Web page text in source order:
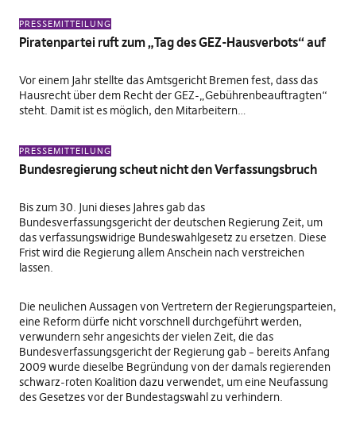
PRESSEMITTEILUNG
Piratenpartei ruft zum „Tag des GEZ-Hausverbots“ auf
Vor einem Jahr stellte das Amtsgericht Bremen fest, dass das
Hausrecht über dem Recht der GEZ-„Gebührenbeauftragten“
steht. Damit ist es möglich, den Mitarbeitern…
PRESSEMITTEILUNG
Bundesregierung scheut nicht den Verfassungsbruch
Bis zum 30. Juni dieses Jahres gab das
Bundesverfassungsgericht der deutschen Regierung Zeit, um
das verfassungswidrige Bundeswahlgesetz zu ersetzen. Diese
Frist wird die Regierung allem Anschein nach verstreichen
lassen.
Die neulichen Aussagen von Vertretern der Regierungsparteien,
eine Reform dürfe nicht vorschnell durchgeführt werden,
verwundern sehr angesichts der vielen Zeit, die das
Bundesverfassungsgericht der Regierung gab – bereits Anfang
2009 wurde dieselbe Begründung von der damals regierenden
schwarz-roten Koalition dazu verwendet, um eine Neufassung
des Gesetzes vor der Bundestagswahl zu verhindern.